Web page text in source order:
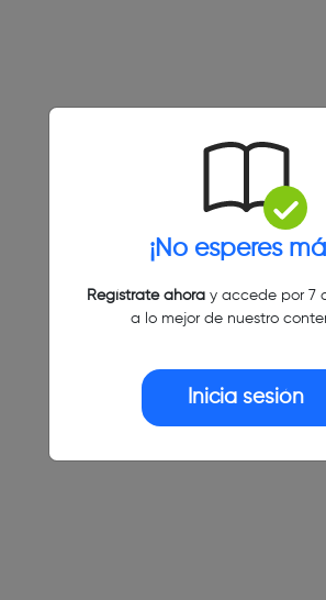
¡No esperes
Regístrate ahoray accede por 7
a lo mejor de nuestro
Inicia sesión